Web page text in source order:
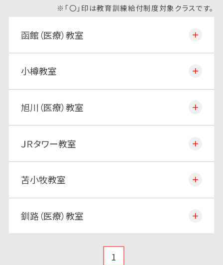
※「〇」印は教育訓練給付制度対象クラスです。
函館（医療）教室
小樽教室
旭川（医療）教室
ＪＲタワー教室
苫小牧教室
釧路（医療）教室
1